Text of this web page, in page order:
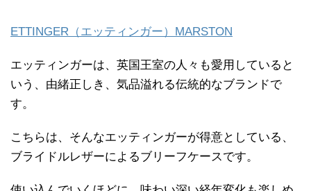
ETTINGER（エッティンガー）MARSTON
エッティンガーは、英国王室の人々も愛用していると
いう、由緒正しき、気品溢れる伝統的なブランドで
す。
こちらは、そんなエッティンガーが得意としている、
ブライドルレザーによるブリーフケースです。